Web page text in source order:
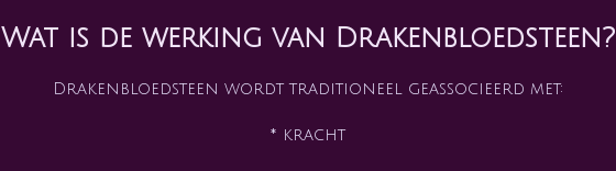
Wat is de werking van Drakenbloedsteen?
Drakenbloedsteen wordt traditioneel geassocieerd met:
* kracht